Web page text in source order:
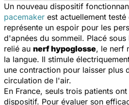
Un nouveau dispositif
pacemaker est actuellement testé
représente un espoir pour les
d'apnées du sommeil. Placé
relié au nerf hypoglosse, le nerf
la langue. Il stimule
une contraction pour laisser plus
circulation de l'air.
En France, seuls trois patients
dispositif. Pour évaluer son